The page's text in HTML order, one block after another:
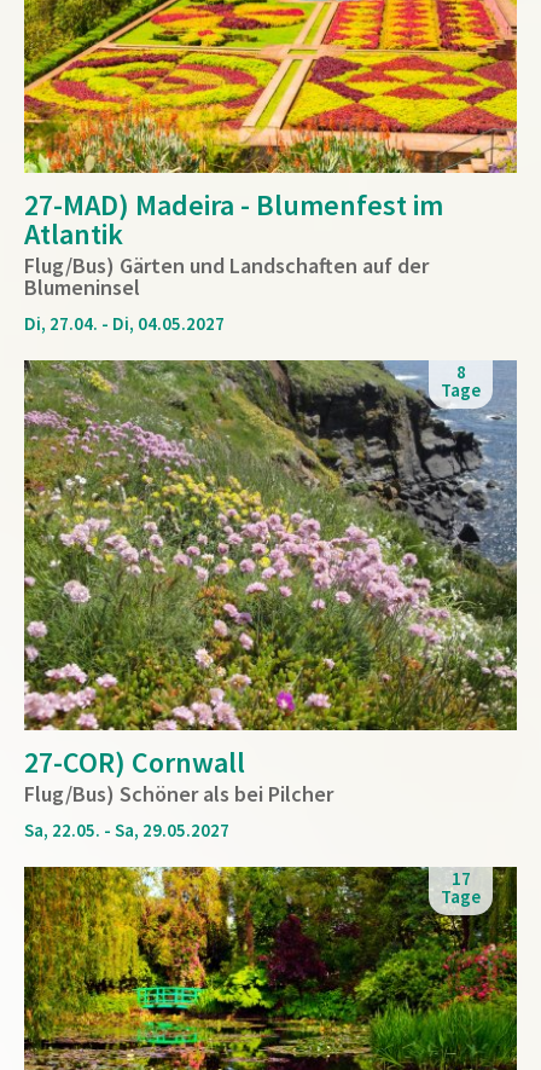
27-MAD) Madeira - Blumenfest im
Atlantik
Flug/Bus) Gärten und Landschaften auf der
Blumeninsel
Di, 27.04. - Di, 04.05.2027
8
Tage
27-COR) Cornwall
Flug/Bus) Schöner als bei Pilcher
Sa, 22.05. - Sa, 29.05.2027
17
Tage